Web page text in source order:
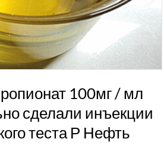
100мг / мл
сделали инъекции
теста Р Нефть